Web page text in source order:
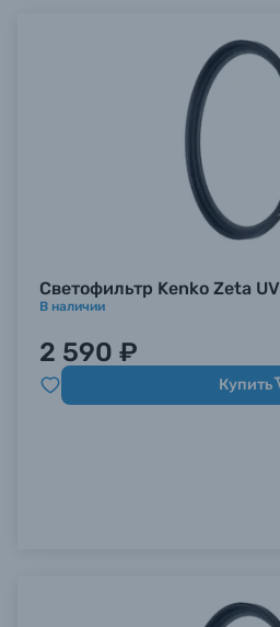
Светофильтр Kenko Zeta
В наличии
2 590 ₽
Купить